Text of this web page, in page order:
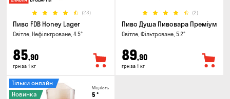
(23)
Пиво FDB Honey Lager
Світле, Нефільтроване, 4.5°
85,90
грн за 1 кг
(2)
Пиво Душа Пивовара Преміум
Світле, Фільтроване, 5.2°
89,90
грн за 1 кг
Міцність
5 °
Тільки онлайн
Новинка